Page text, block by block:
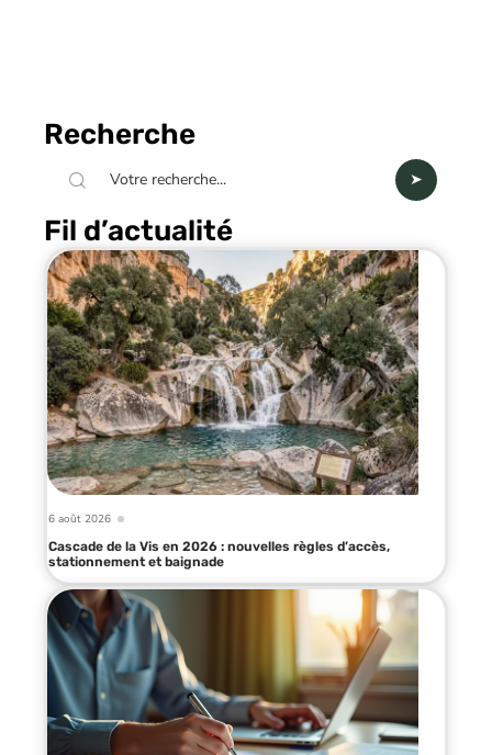
Recherche
Fil d’actualité
6 août 2026
Cascade de la Vis en 2026 : nouvelles règles d’accès,
stationnement et baignade